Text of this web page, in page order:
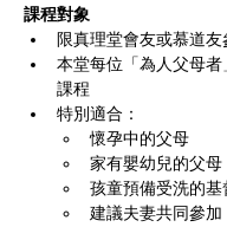
課程對象
限真理堂會友或慕道友
本堂每位「為人父母
課程
特別適合：
懷孕中的父母
家有嬰幼兒的父母
孩童預備受洗的基
建議夫妻共同參加